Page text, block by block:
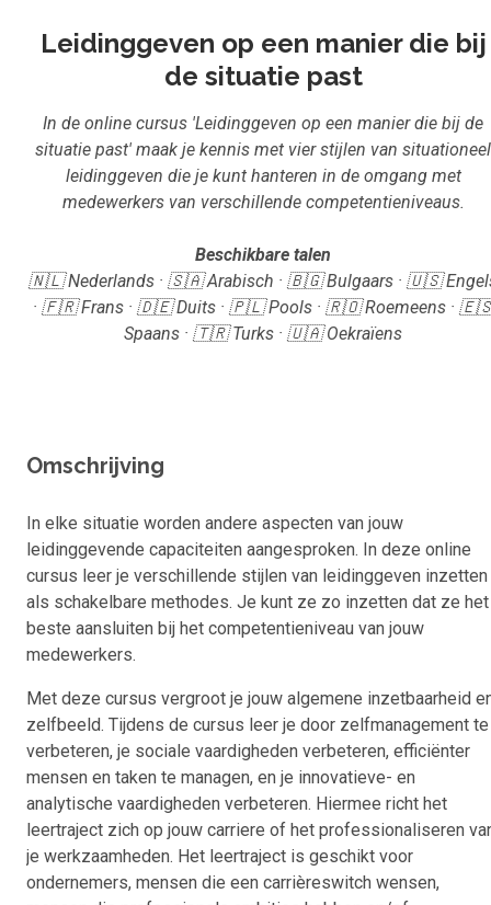
Leidinggeven op een manier die bij
de situatie past
In de online cursus 'Leidinggeven op een manier die bij de
situatie past' maak je kennis met vier stijlen van situationeel
leidinggeven die je kunt hanteren in de omgang met
medewerkers van verschillende competentieniveaus.
Beschikbare talen
🇳🇱 Nederlands · 🇸🇦 Arabisch · 🇧🇬 Bulgaars · 🇺🇸
· 🇫🇷 Frans · 🇩🇪 Duits · 🇵🇱 Pools · 🇷🇴 Roemeens ·
Spaans · 🇹🇷 Turks · 🇺🇦 Oekraïens
Omschrijving
In elke situatie worden andere aspecten van jouw
leidinggevende capaciteiten aangesproken. In deze online
cursus leer je verschillende stijlen van leidinggeven inzetten
als schakelbare methodes. Je kunt ze zo inzetten dat ze het
beste aansluiten bij het competentieniveau van jouw
medewerkers.
Met deze cursus vergroot je jouw algemene inzetbaarheid
zelfbeeld. Tijdens de cursus leer je door zelfmanagement te
verbeteren, je sociale vaardigheden verbeteren, efficiënter
mensen en taken te managen, en je innovatieve- en
analytische vaardigheden verbeteren. Hiermee richt het
leertraject zich op jouw carriere of het professionaliseren
je werkzaamheden. Het leertraject is geschikt voor
ondernemers, mensen die een carrièreswitch wensen,